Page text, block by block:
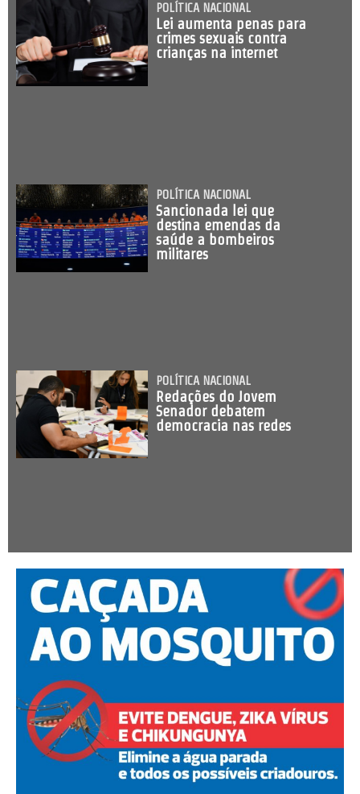
POLÍTICA NACIONAL
Lei aumenta penas para
crimes sexuais contra
crianças na internet
POLÍTICA NACIONAL
Sancionada lei que
destina emendas da
saúde a bombeiros
militares
POLÍTICA NACIONAL
Redações do Jovem
Senador debatem
democracia nas redes